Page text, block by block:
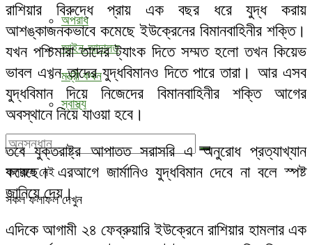
অপরাধ
আইন-আদালত
মন্ত্রী কথন
স্বাস্থ্য
ফলাফল নেই
সকল ফলাফল দেখুন
রাশিয়ার বিরুদ্ধে প্রায় এক বছর ধরে যুদ্ধ করায়
আশঙ্কাজনকভাবে কমেছে ইউক্রেনের বিমানবাহিনীর শক্তি।
যখন পশ্চিমারা তাদের ট্যাংক দিতে সম্মত হলো তখন কিয়েভ
ভাবল এখন তাদের যুদ্ধবিমানও দিতে পারে তারা। আর এসব
যুদ্ধবিমান দিয়ে নিজেদের বিমানবাহিনীর শক্তি আগের
অবস্থানে নিয়ে যাওয়া হবে।
তবে যুক্তরাষ্ট্র আপাতত সরাসরি এ অনুরোধ প্রত্যাখ্যান
করেছে। এরআগে জার্মানিও যুদ্ধবিমান দেবে না বলে স্পষ্ট
জানিয়ে দেয়।
এদিকে আগামী ২৪ ফেব্রুয়ারি ইউক্রেনে রাশিয়ার হামলার এক